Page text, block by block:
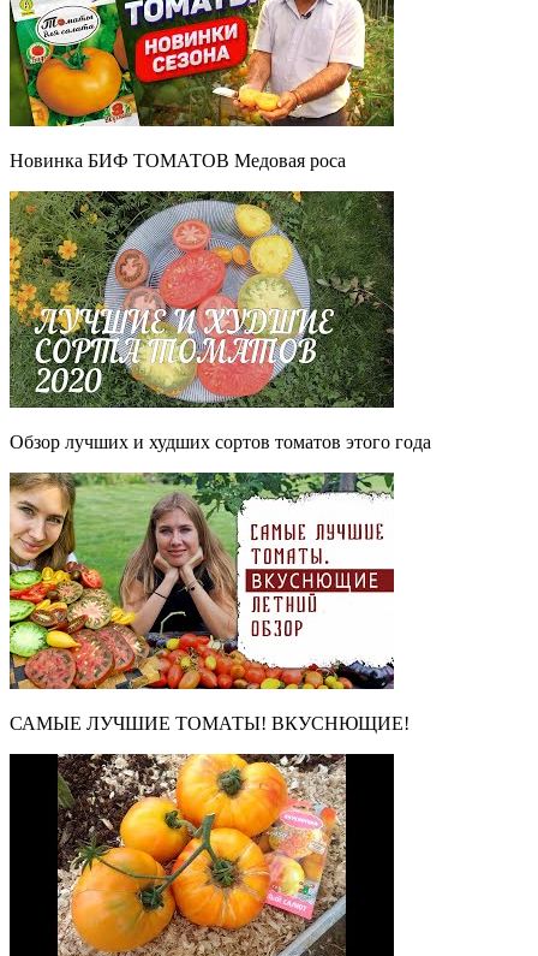
Новинка БИФ ТОМАТОВ Медовая роса
Обзор лучших и худших сортов томатов этого года
САМЫЕ ЛУЧШИЕ ТОМАТЫ! ВКУСНЮЩИЕ!